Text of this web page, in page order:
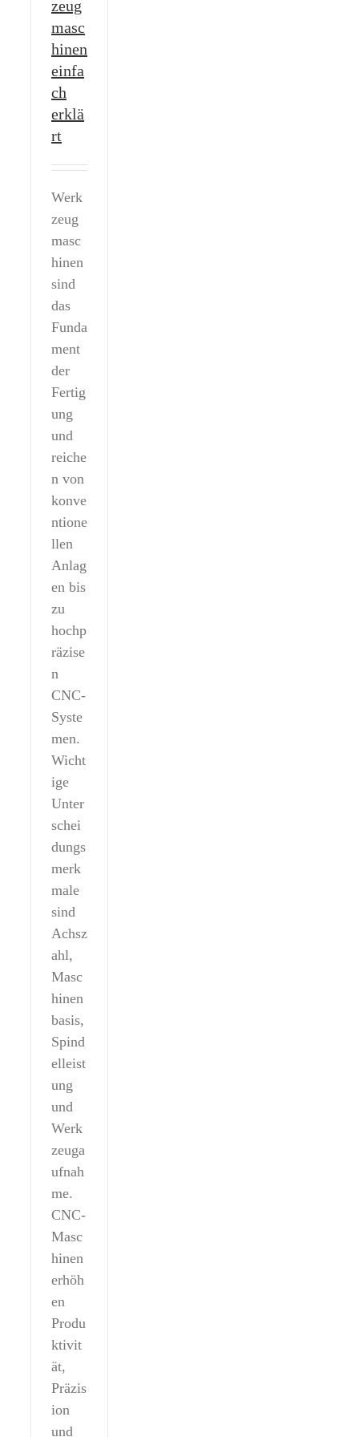
zeug
masc
hinen
einfa
ch
erklä
rt
Werk
zeug
masc
hinen
sind
das
Funda
ment
der
Fertig
ung
und
reiche
n von
konve
ntione
llen
Anlag
en bis
zu
hochp
räzise
n
CNC-
Syste
men.
Wicht
ige
Unter
schei
dungs
merk
male
sind
Achsz
ahl,
Masc
hinen
basis,
Spind
elleist
ung
und
Werk
zeuga
ufnah
me.
CNC-
Masc
hinen
erhöh
en
Produ
ktivit
ät,
Präzis
ion
und